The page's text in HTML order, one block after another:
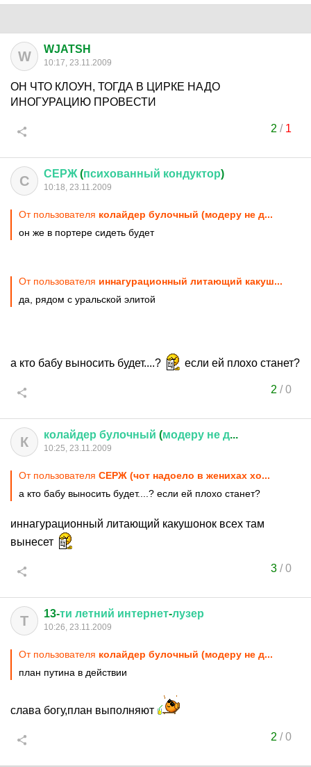
W WJATSH
10:17, 23.11.2009
ОН ЧТО КЛОУН, ТОГДА В ЦИРКЕ НАДО
ИНОГУРАЦИЮ ПРОВЕСТИ
2 / 1
С СЕРЖ (психованный кондуктор)
10:18, 23.11.2009
От пользователя колайдер булочный (модеру не д...
он же в портере сидеть будет
От пользователя иннагурационный литающий какуш...
да, рядом с уральской элитой
а кто бабу выносить будет....? если ей плохо станет?
2 /0
К колайдер булочный (модеру не д...
10:25, 23.11.2009
От пользователя СЕРЖ (чот надоело в женихах хо...
а кто бабу выносить будет....? если ей плохо станет?
иннагурационный литающий какушонок всех там
вынесет
3/0
Т 13-ти летний интернет-лузер
10:26, 23.11.2009
От пользователя колайдер булочный (модеру не д...
план путина в действии
слава богу,план выполняют
2 /0